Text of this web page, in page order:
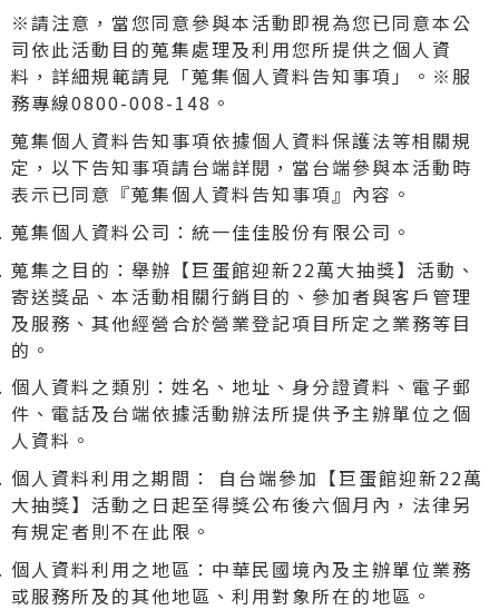
※請注意，當您同意參與本活動即視為您已同意本公
司依此活動目的蒐集處理及利用您所提供之個人資
料，詳細規範請見「蒐集個人資料告知事項」。※服
務專線0800-008-148。
蒐集個人資料告知事項依據個人資料保護法等相關規
定，以下告知事項請台端詳閱，當台端參與本活動時
表示已同意『蒐集個人資料告知事項』內容。
蒐集個人資料公司：統一佳佳股份有限公司。
蒐集之目的：舉辦【巨蛋館迎新22萬大抽獎】活動、
寄送獎品、本活動相關行銷目的、參加者與客戶管理
及服務、其他經營合於營業登記項目所定之業務等目
的。
個人資料之類別：姓名、地址、身分證資料、電子郵
件、電話及台端依據活動辦法所提供予主辦單位之個
人資料。
個人資料利用之期間： 自台端參加【巨蛋館迎新22萬
大抽獎】活動之日起至得獎公布後六個月內，法律另
有規定者則不在此限。
個人資料利用之地區：中華民國境內及主辦單位業務
或服務所及的其他地區、利用對象所在的地區。